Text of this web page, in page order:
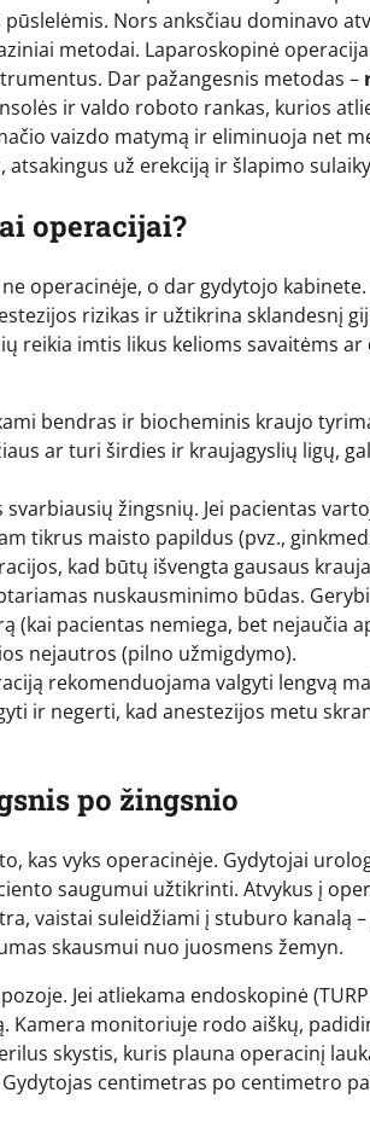
Nors anksčiau dominavo
metodai. Laparoskopinė
Dar pažangesnis metodas –
ir valdo roboto rankas, kurios
vaizdo matymą ir eliminuoja net
už erekciją ir šlapimo
operacijai?
operacinėje, o dar gydytojo
rizikas ir užtikrina sklandesnį
reikia imtis likus kelioms savaitėms
bendras ir biocheminis kraujo
ar turi širdies ir kraujagyslių ligų,
svarbiausių žingsnių. Jei pacientas
tikrus maisto papildus (pvz.,
kad būtų išvengta gausaus
nuskausminimo būdas.
(kai pacientas nemiega, bet nejaučia
nejautros (pilno užmigdymo).
rekomenduojama valgyti lengvą
ir negerti, kad anestezijos metu
po žingsnio
kas vyks operacinėje. Gydytojai
saugumui užtikrinti. Atvykus į
vaistai suleidžiami į stuburo kanalą
skausmui nuo juosmens žemyn.
Jei atliekama endoskopinė
Kamera monitoriuje rodo aiškų,
skystis, kuris plauna operacinį
centimetras po centimetro